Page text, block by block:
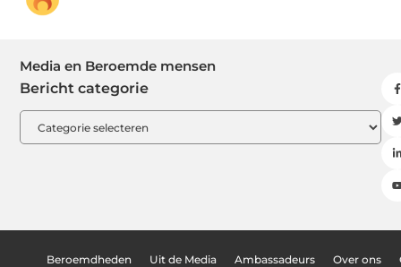
Media en Beroemde mensen
Bericht categorie
Beroemdheden Uit de Media Ambassadeurs Over ons